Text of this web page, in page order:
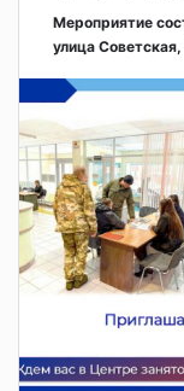
Мероприятие
улица